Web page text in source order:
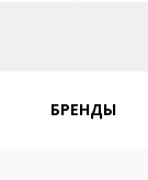
БРЕНДЫ